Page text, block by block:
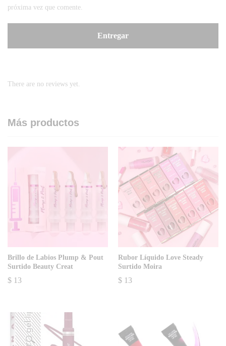
próxima vez que comente.
There are no reviews yet.
Más productos
Brillo de Labios Plump & Pout
Surtido Beauty Creat
$ 13
Rubor Líquido Love Steady
Surtido Moira
$ 13